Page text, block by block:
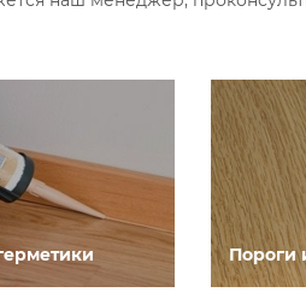
Пороги